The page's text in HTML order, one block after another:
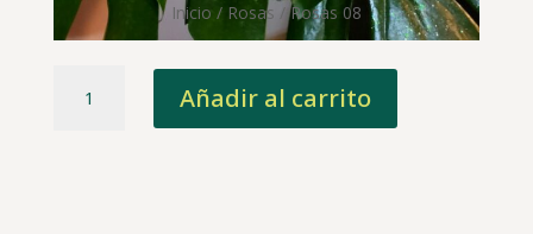
Inicio / Rosas / Rosas 08
Añadir al carrito